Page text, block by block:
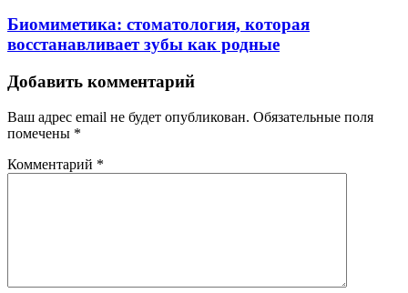
Биомиметика: стоматология, которая
восстанавливает зубы как родные
Добавить комментарий
Ваш адрес email не будет опубликован. Обязательные поля
помечены *
Комментарий *